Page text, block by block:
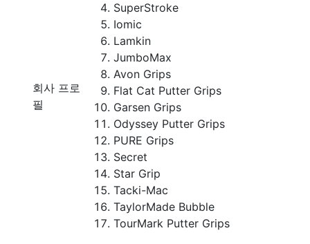
회사 프로
필
SuperStroke
Iomic
Lamkin
JumboMax
Avon Grips
Flat Cat Putter Grips
Garsen Grips
Odyssey Putter Grips
PURE Grips
Secret
Star Grip
Tacki-Mac
TaylorMade Bubble
TourMark Putter Grips